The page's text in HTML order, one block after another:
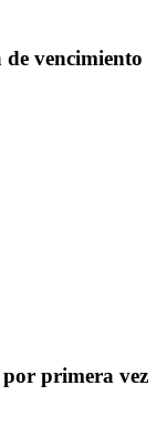
vencimiento
primera vez